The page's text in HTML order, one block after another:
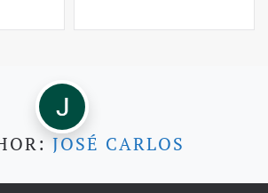
JOSÉ CARLOS